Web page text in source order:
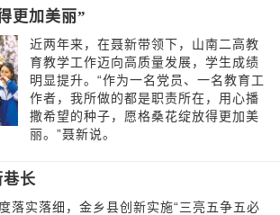
更加美丽”
近两年来，在聂新带领下，山南二高教
育教学工作迈向高质量发展，学生成绩
明显提升。“作为一名党员、一名教育工
作者，我所做的都是职责所在，用心播
撒希望的种子，愿格桑花绽放得更加美
丽。”聂新说。
巷长
落实落细，金乡县创新实施“三亮五争五必